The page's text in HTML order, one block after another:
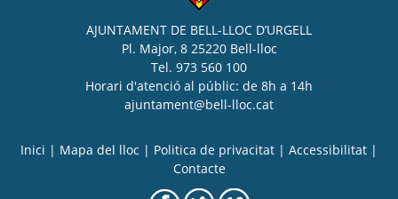
AJUNTAMENT DE BELL-LLOC D’URGELL
Pl. Major, 8 25220 Bell-lloc
Tel. 973 560 100
Horari d'atenció al públic: de 8h a 14h
ajuntament@bell-lloc.cat
Inici | Mapa del lloc | Politica de privacitat | Accessibilitat |
Contacte